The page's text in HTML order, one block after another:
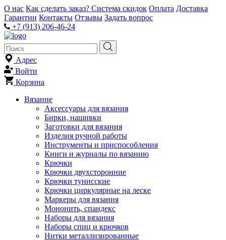
О нас Как сделать заказ? Система скидок Оплата Доставка
Гарантии Контакты Отзывы Задать вопрос
+7 (913) 206-46-24
Адрес
Войти
Корзина
Вязание
Аксессуары для вязания
Бирки, нашивки
Заготовки для вязания
Изделия ручной работы
Инструменты и приспособления
Книги и журналы по вязанию
Крючки
Крючки двухсторонние
Крючки тунисские
Крючки циркулярные на леске
Маркеры для вязания
Мононить, спандекс
Наборы для вязания
Наборы спиц и крючков
Нитки металлизированные